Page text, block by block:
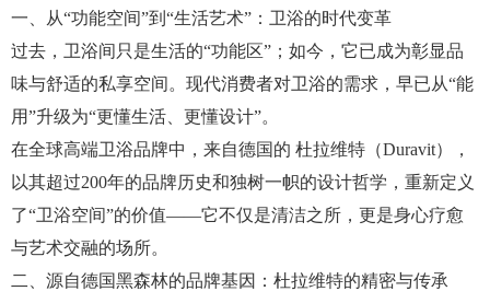
一、从“功能空间”到“生活艺术”：卫浴的时代变革
过去，卫浴间只是生活的“功能区”；如今，它已成为彰显品
味与舒适的私享空间。现代消费者对卫浴的需求，早已从“能
用”升级为“更懂生活、更懂设计”。
在全球高端卫浴品牌中，来自德国的 杜拉维特（Duravit），
以其超过200年的品牌历史和独树一帜的设计哲学，重新定义
了“卫浴空间”的价值——它不仅是清洁之所，更是身心疗愈
与艺术交融的场所。
二、源自德国黑森林的品牌基因：杜拉维特的精密与传承